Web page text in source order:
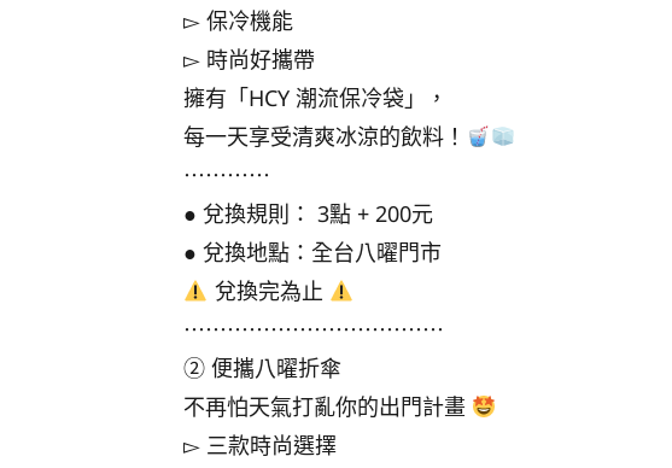
▻ 保冷機能
▻ 時尚好攜帶
擁有「HCY 潮流保冷袋」，
每一天享受清爽冰涼的飲料！
⋯⋯⋯⋯
● 兌換規則： 3點 + 200元
● 兌換地點：全台八曜門市
兌換完為止
⋯⋯⋯⋯⋯⋯⋯⋯⋯⋯⋯⋯
② 便攜八曜折傘
不再怕天氣打亂你的出門計畫
▻ 三款時尚選擇